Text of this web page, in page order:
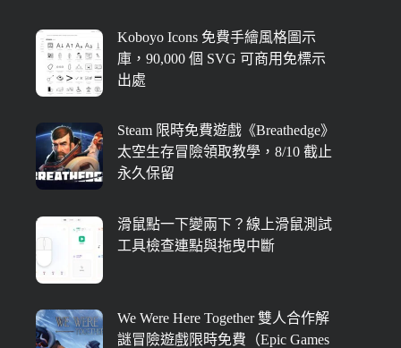
Koboyo Icons 免費手繪風格圖示
庫，90,000 個 SVG 可商用免標示
出處
Steam 限時免費遊戲《Breathedge》
太空生存冒險領取教學，8/10 截止
永久保留
滑鼠點一下變兩下？線上滑鼠測試
工具檢查連點與拖曳中斷
We Were Here Together 雙人合作解
謎冒險遊戲限時免費（Epic Games